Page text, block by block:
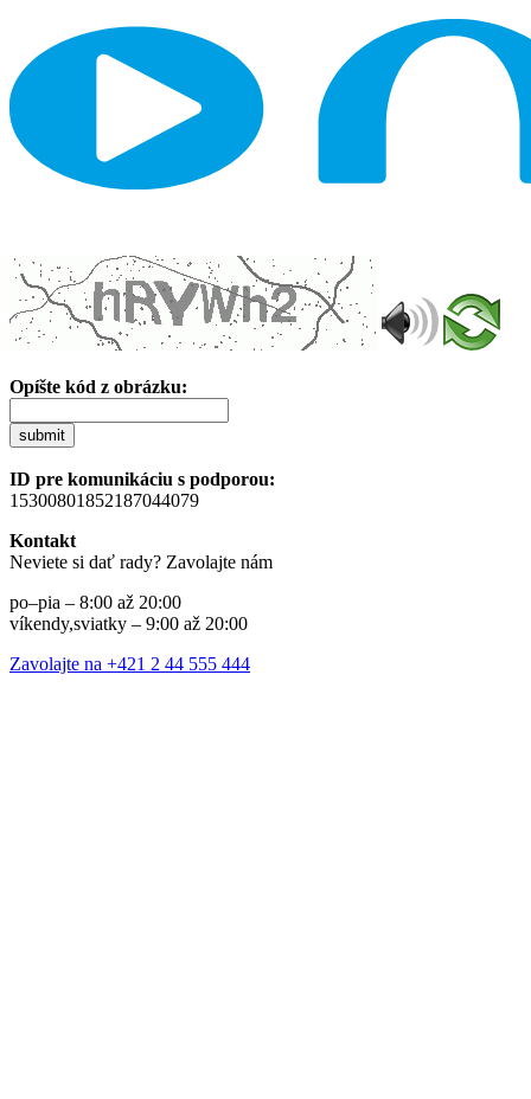
Opíšte kód z obrázku:
submit
ID pre komunikáciu s podporou:
15300801852187044079
Kontakt
Neviete si dať rady? Zavolajte nám
po–pia – 8:00 až 20:00
víkendy,sviatky – 9:00 až 20:00
Zavolajte na +421 2 44 555 444